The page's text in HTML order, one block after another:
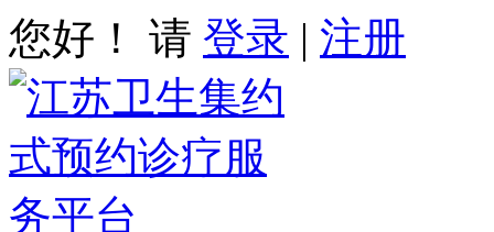
您好！ 请 登录 | 注册